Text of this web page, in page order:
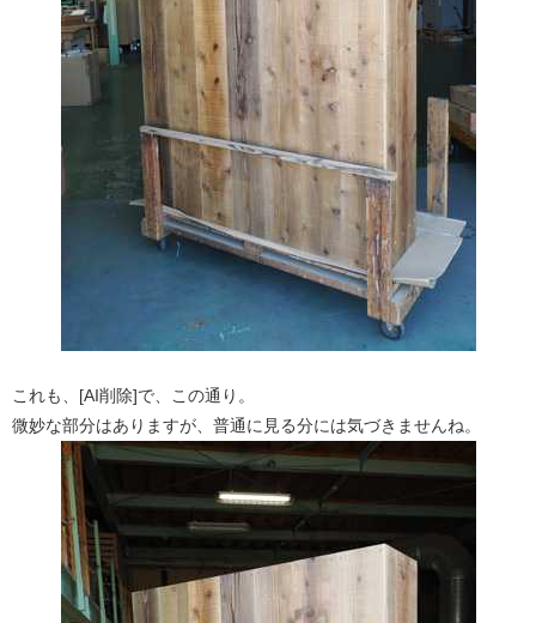
これも、[AI削除]で、この通り。
微妙な部分はありますが、普通に見る分には気づきませんね。